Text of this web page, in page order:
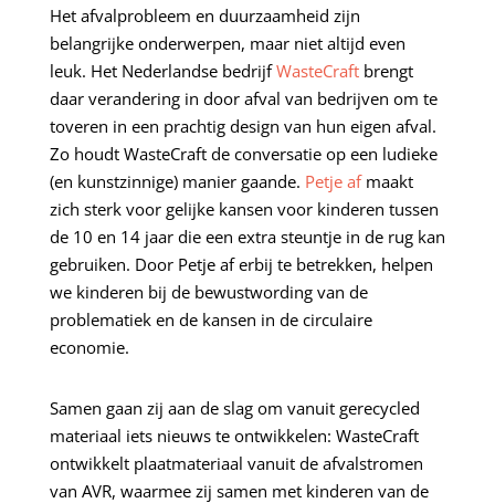
Het afvalprobleem en duurzaamheid zijn
belangrijke onderwerpen, maar niet altijd even
leuk. Het Nederlandse bedrijfWasteCraftbrengt
daar verandering in door afval van bedrijven om te
toveren in een prachtig design van hun eigen afval.
Zo houdt WasteCraft de conversatie op een ludieke
(en kunstzinnige) manier gaande. Petje afmaakt
zich sterk voor gelijke kansen voor kinderen tussen
de 10 en 14 jaar die een extra steuntje in de rug kan
gebruiken. Door Petje af erbij te betrekken, helpen
we kinderen bij de bewustwording van de
problematiek en de kansen in de circulaire
economie.
Samen gaan zij aan de slag om vanuit gerecycled
materiaal iets nieuws te ontwikkelen: WasteCraft
ontwikkelt plaatmateriaal vanuit de afvalstromen
van AVR, waarmee zij samen met kinderen van de